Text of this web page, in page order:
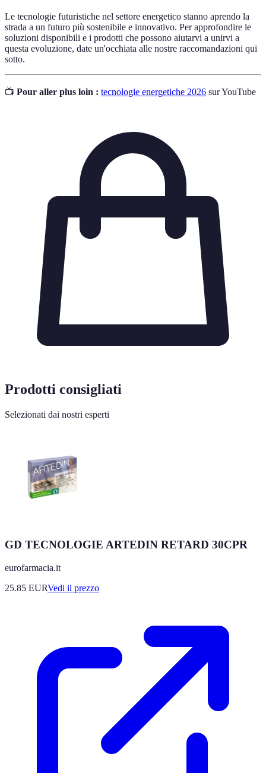
Le tecnologie futuristiche nel settore energetico stanno aprendo la
strada a un futuro più sostenibile e innovativo. Per approfondire le
soluzioni disponibili e i prodotti che possono aiutarvi a unirvi a
questa evoluzione, date un'occhiata alle nostre raccomandazioni qui
sotto.
📺 Pour aller plus loin : tecnologie energetiche 2026 sur YouTube
Prodotti consigliati
Selezionati dai nostri esperti
GD TECNOLOGIE ARTEDIN RETARD 30CPR
eurofarmacia.it
25.85 EURVedi il prezzo